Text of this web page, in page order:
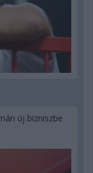
új bizniszbe